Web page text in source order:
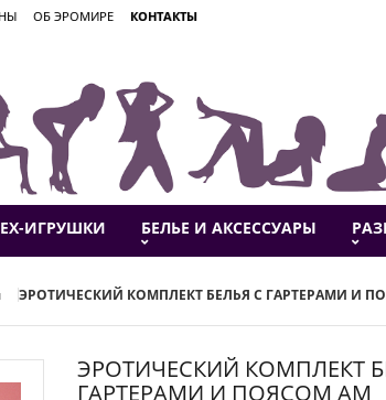
ОБ ЭРОМИРЕ КОНТАКТЫ
ИГРУШКИ БЕЛЬЕ И АКСЕССУАРЫ
ЭРОТИЧЕСКИЙ КОМПЛЕКТ БЕЛЬЯ С ГАРТЕРАМИ И
ЭРОТИЧЕСКИЙ КОМПЛЕКТ
ГАРТЕРАМИ И ПОЯСОМ AM